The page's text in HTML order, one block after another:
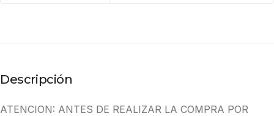
Descripción
ATENCION: ANTES DE REALIZAR LA COMPRA POR